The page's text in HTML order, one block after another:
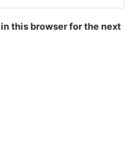
this browser for the next